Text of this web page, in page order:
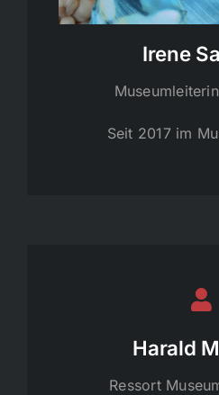
Irene
Seit 2017 im
Harald
Ressort